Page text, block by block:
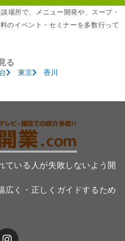
場所で、メニュー開発や、スープ・
のイベント・セミナーを多数行って
る
東京 香川
ている人が失敗しないよう開
広く・正しくガイドするため
I
n